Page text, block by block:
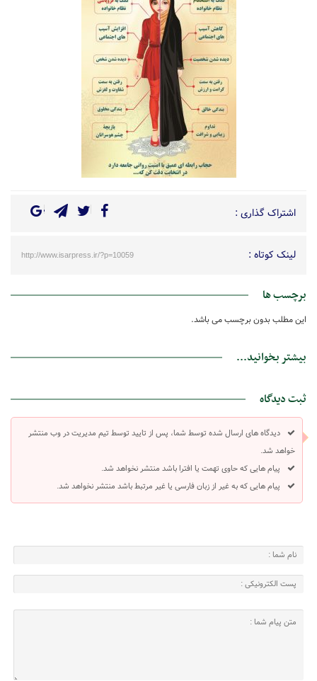
اشتراک گذاری :
لینک کوتاه : http://www.isarpress.ir/?p=10059
برچسب ها
این مطلب بدون برچسب می باشد.
بیشتر بخوانید...
ثبت دیدگاه
دیدگاه های ارسال شده توسط شما، پس از تایید توسط تیم مدیریت در وب منتشر
خواهد شد.
پیام هایی که حاوی تهمت یا افترا باشد منتشر نخواهد شد.
پیام هایی که به غیر از زبان فارسی یا غیر مرتبط باشد منتشر نخواهد شد.